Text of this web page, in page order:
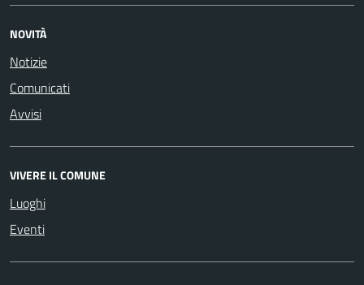
NOVITÀ
Notizie
Comunicati
Avvisi
VIVERE IL COMUNE
Luoghi
Eventi